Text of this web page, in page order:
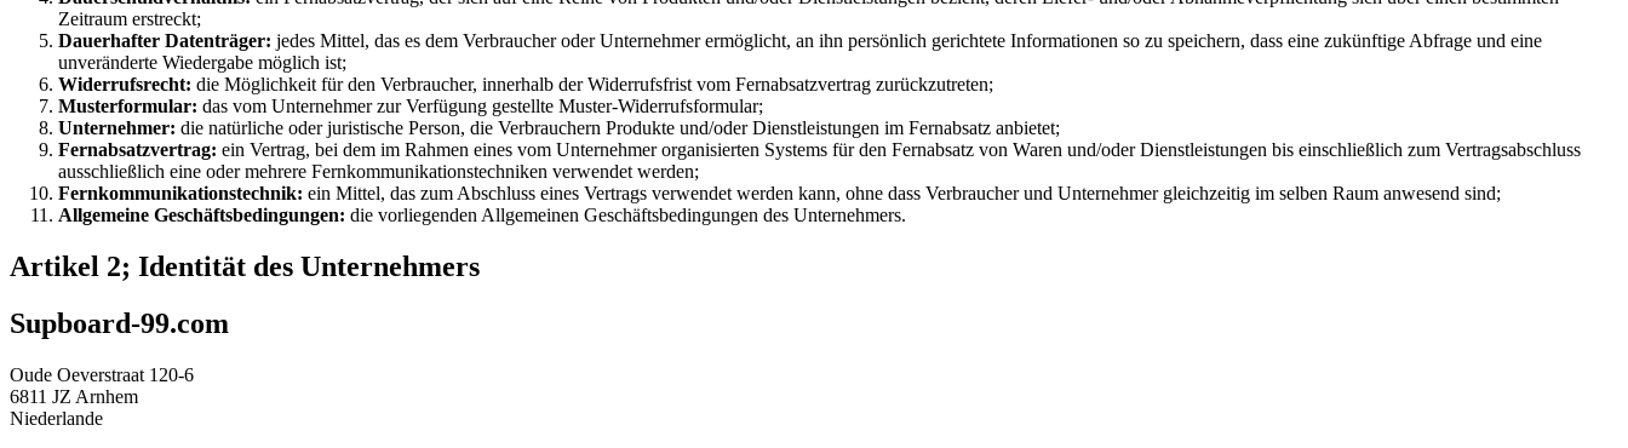
Zeitraum erstreckt;
Dauerhafter Datenträger: jedes Mittel, das es dem Verbraucher oder Unternehmer ermöglicht, an ihn persönlich gerichtete Informationen so zu speichern, dass eine zukünftige Abfrage und eine
unveränderte Wiedergabe möglich ist;
Widerrufsrecht: die Möglichkeit für den Verbraucher, innerhalb der Widerrufsfrist vom Fernabsatzvertrag zurückzutreten;
Musterformular: das vom Unternehmer zur Verfügung gestellte Muster-Widerrufsformular;
Unternehmer: die natürliche oder juristische Person, die Verbrauchern Produkte und/oder Dienstleistungen im Fernabsatz anbietet;
Fernabsatzvertrag: ein Vertrag, bei dem im Rahmen eines vom Unternehmer organisierten Systems für den Fernabsatz von Waren und/oder Dienstleistungen bis einschließlich zum Vertragsabschluss
ausschließlich eine oder mehrere Fernkommunikationstechniken verwendet werden;
Fernkommunikationstechnik: ein Mittel, das zum Abschluss eines Vertrags verwendet werden kann, ohne dass Verbraucher und Unternehmer gleichzeitig im selben Raum anwesend sind;
Allgemeine Geschäftsbedingungen: die vorliegenden Allgemeinen Geschäftsbedingungen des Unternehmers.
Artikel 2; Identität des Unternehmers
Supboard-99.com
Oude Oeverstraat 120-6
6811 JZ Arnhem
Niederlande